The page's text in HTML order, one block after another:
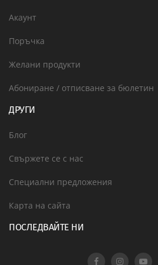
Акаунт
Поръчка
Желани продукти
Абониране / отписване за бюлетин
ДРУГИ
Блог
Свържете се с нас
Специални предложения
Карта на сайта
ПОСЛЕДВАЙТЕ НИ